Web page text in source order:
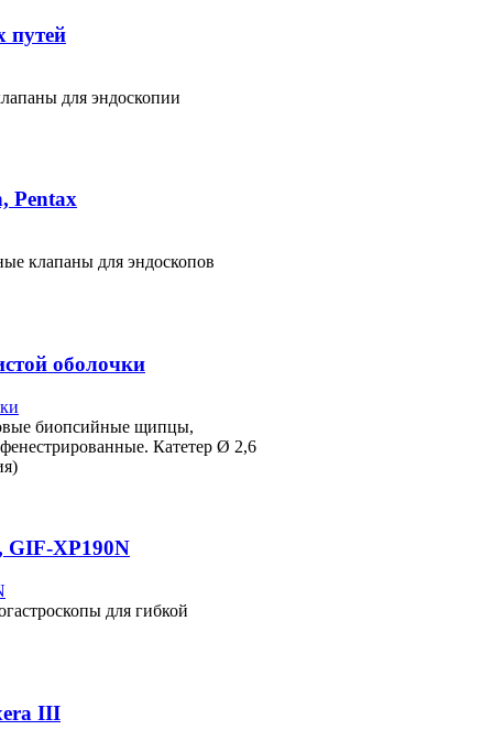
путей
для эндоскопии
Pentax
клапаны для эндоскопов
оболочки
биопсийные щипцы,
Катетер Ø 2,6
GIF-XP190N
для гибкой
III